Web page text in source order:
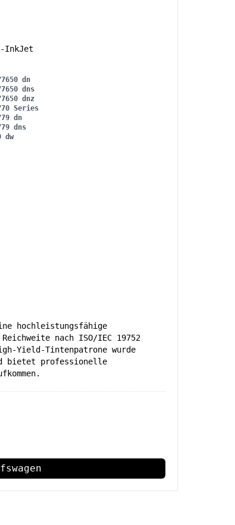
InkJet
dn
dns
dnz
Series
dn
dns
dw
hochleistungsfähige
nach ISO/IEC 19752
Yield-Tintenpatrone wurde
bietet professionelle